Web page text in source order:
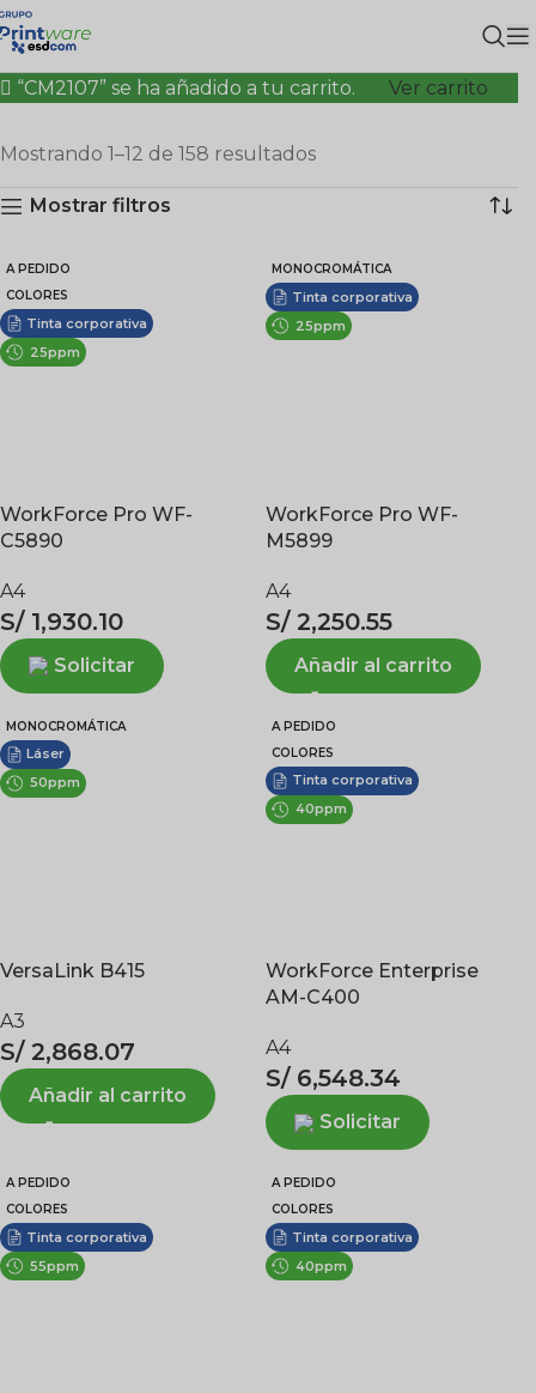
“CM2107” se ha añadido a tu carrito. Ver carrito
Mostrando 1–12 de 158 resultados
Mostrar filtros
A PEDIDO
COLORES
Tinta corporativa
25ppm
WorkForce Pro WF-
C5890
A4
S/1,930.10
Solicitar
MONOCROMÁTICA
Tinta corporativa
25ppm
WorkForce Pro WF-
M5899
A4
S/2,250.55
Añadir al carrito
MONOCROMÁTICA
Láser
50ppm
VersaLink B415
A3
S/2,868.07
Añadir al carrito
A PEDIDO
COLORES
Tinta corporativa
40ppm
WorkForce Enterprise
AM-C400
A4
S/6,548.34
Solicitar
A PEDIDO
COLORES
Tinta corporativa
55ppm
A PEDIDO
COLORES
Tinta corporativa
40ppm